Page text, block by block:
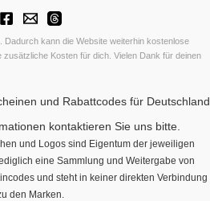
Dadurch kann die Website weiterhin kostenlose
zusätzliche Kosten für dich. Vielen Dank für deinen
und Rabattcodes für Deutschland
kontaktieren Sie uns bitte.
und Logos sind Eigentum der jeweiligen
eine Sammlung und Weitergabe von
und steht in keiner direkten Verbindung
den Marken.